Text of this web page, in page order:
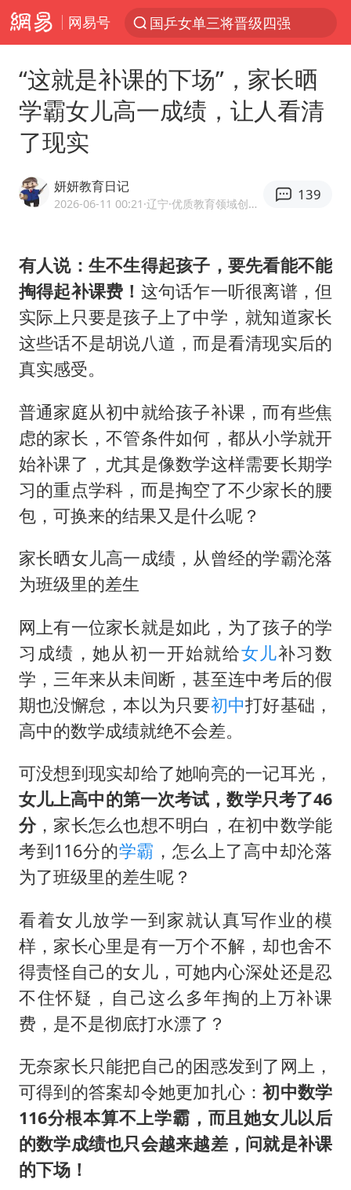
网易号
国乒女单三将晋级四强
马克·艾伦退出斯诺克中国公开赛
微信又有新功能，你可以“撤回”你的撤回了！
情侣平潭拍日出坠崖1死1伤
白海豚将正面袭击贯穿浙江
酒店回应车内过夜被收150元
黄金牛市回来了吗
酒店花洒现排泄物住客索赔遭拒
36岁男演员成景区NPC后人气爆棚
全民健身事业高质量发展
台当局重金为“台独”织“皇帝新衣”
几元成本的AI广告导致千万市值蒸发
乐享全民健身 共筑健康中国
“这就是补课的下场”，家长晒
学霸女儿高一成绩，让人看清
了现实
妍妍教育日记
2026-06-11 00:21 ·辽宁 ·优质教育领域创作者
139
有人说：生不生得起孩子，要先看能不能
掏得起补课费！ 这句话乍一听很离谱，但
实际上只要是孩子上了中学，就知道家长
这些话不是胡说八道，而是看清现实后的
真实感受。
普通家庭从初中就给孩子补课，而有些焦
虑的家长，不管条件如何，都从小学就开
始补课了，尤其是像数学这样需要长期学
习的重点学科，而是掏空了不少家长的腰
包，可换来的结果又是什么呢？
家长晒女儿高一成绩，从曾经的学霸沦落
为班级里的差生
网上有一位家长就是如此，为了孩子的学
习成绩，她从初一开始就给女儿补习数
学，三年来从未间断，甚至连中考后的假
期也没懈怠，本以为只要初中打好基础，
高中的数学成绩就绝不会差。
可没想到现实却给了她响亮的一记耳光，
女儿上高中的第一次考试，数学只考了46
分 ，家长怎么也想不明白，在初中数学能
考到116分的学霸 ，怎么上了高中却沦落
为了班级里的差生呢？
看着女儿放学一到家就认真写作业的模
样，家长心里是有一万个不解，却也舍不
得责怪自己的女儿，可她内心深处还是忍
不住怀疑，自己这么多年掏的上万补课
费，是不是彻底打水漂了？
无奈家长只能把自己的困惑发到了网上，
可得到的答案却令她更加扎心：初中数学
116分根本算不上学霸，而且她女儿以后
的数学成绩也只会越来越差，问就是补课
的下场！